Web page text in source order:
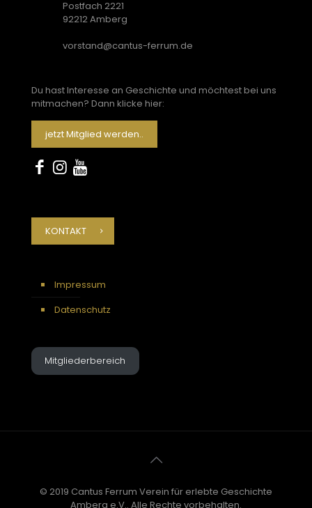
Postfach 2221
92212 Amberg
vorstand@cantus-ferrum.de
Du hast Interesse an Geschichte und möchtest bei uns
mitmachen? Dann klicke hier:
jetzt Mitglied werden..
KONTAKT
Impressum
Datenschutz
Mitgliederbereich
© 2019 Cantus Ferrum Verein für erlebte Geschichte
Amberg e.V.. Alle Rechte vorbehalten.